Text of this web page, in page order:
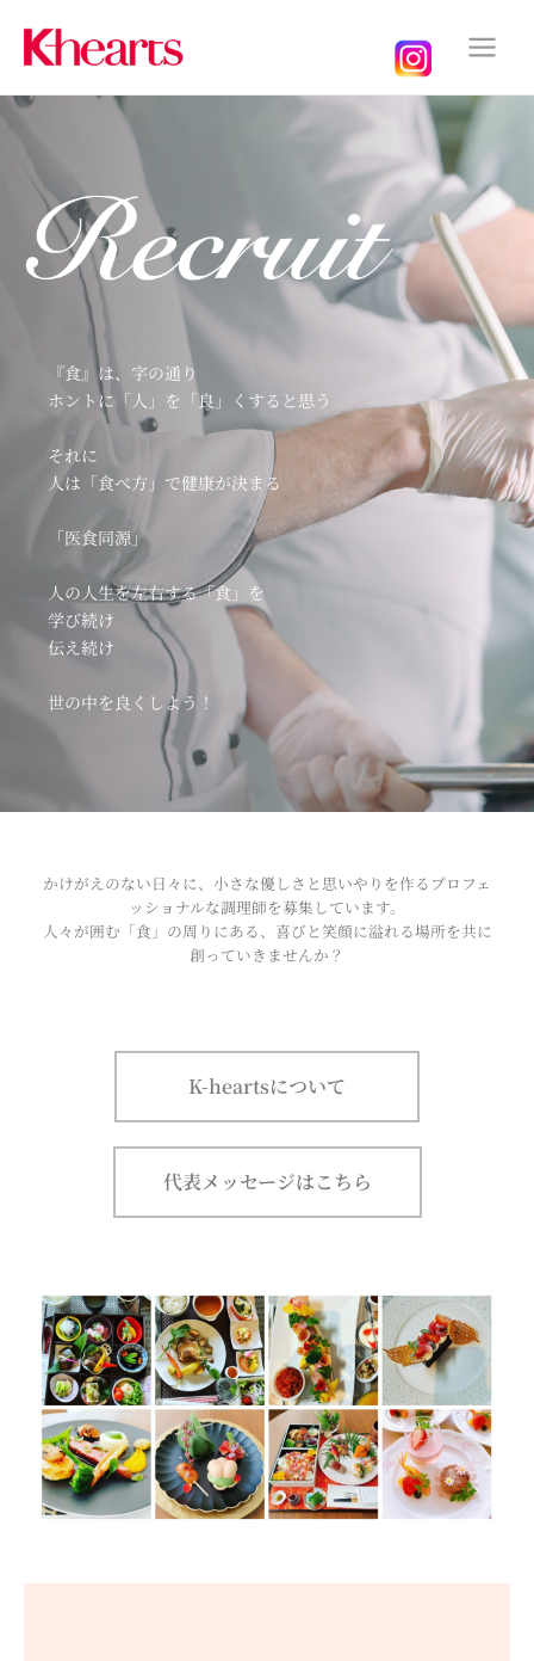
『食』は、字の通り
ホントに「人」を「良」くすると思う
それに
人は「食べ方」で健康が決まる
「医食同源」
人の人生を左右する「食」を
学び続け
伝え続け
世の中を良くしよう！
かけがえのない日々に、小さな優しさと思いやりを作るプロフェ
ッショナルな調理師を募集しています。
人々が囲む「食」の周りにある、喜びと笑顔に溢れる場所を共に
創っていきませんか？
K-heartsについて
代表メッセージはこちら